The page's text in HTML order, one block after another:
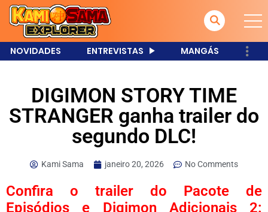
NOVIDADES ENTREVISTAS MANGÁS
DIGIMON STORY TIME
STRANGER ganha trailer do
segundo DLC!
Kami Sama janeiro 20, 2026 No Comments
Confira o trailer do Pacote de
Episódios e Digimon Adicionais 2: